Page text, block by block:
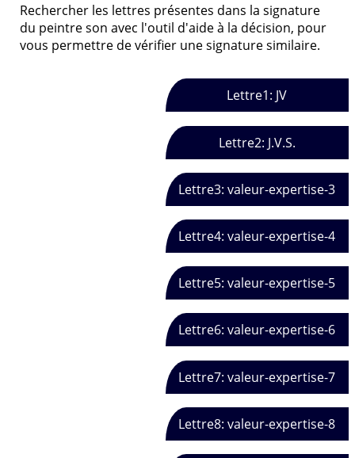
Rechercher les lettres présentes dans la signature
du peintre son avec l'outil d'aide à la décision, pour
vous permettre de vérifier une signature similaire.
Lettre1: JV
Lettre2: J.V.S.
Lettre3: valeur-expertise-3
Lettre4: valeur-expertise-4
Lettre5: valeur-expertise-5
Lettre6: valeur-expertise-6
Lettre7: valeur-expertise-7
Lettre8: valeur-expertise-8